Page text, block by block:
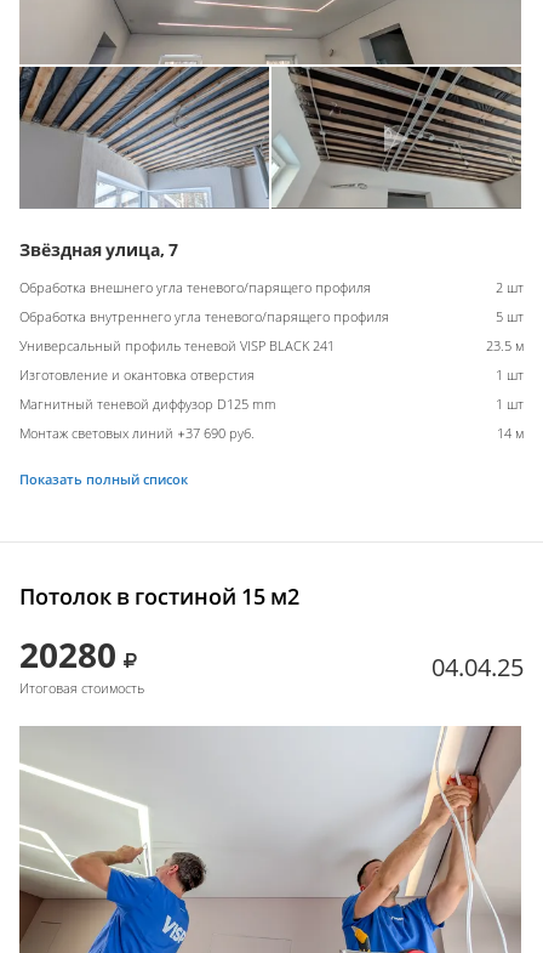
Звёздная улица, 7
Обработка внешнего угла теневого/парящего профиля
2 шт
Обработка внутреннего угла теневого/парящего профиля
5 шт
Универсальный профиль теневой VISP BLACK 241
23.5 м
Изготовление и окантовка отверстия
1 шт
Магнитный теневой диффузор D125 mm
1 шт
Монтаж световых линий +37 690 руб.
14 м
Показать полный список
Потолок в гостиной 15 м2
20280
Итоговая стоимость
04.04.25